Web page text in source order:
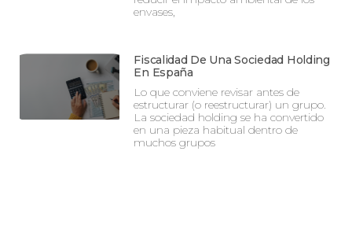
envases,
Fiscalidad De Una Sociedad Holding
En España
Lo que conviene revisar antes de
estructurar (o reestructurar) un grupo.
La sociedad holding se ha convertido
en una pieza habitual dentro de
muchos grupos